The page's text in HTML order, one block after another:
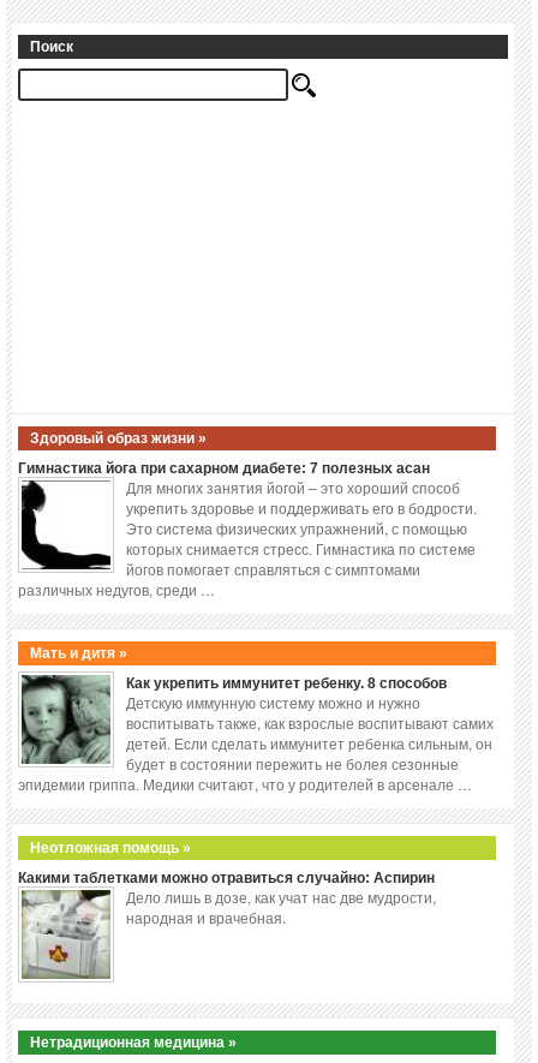
Поиск
Здоровый образ жизни »
Гимнастика йога при сахарном диабете: 7 полезных асан
Для многих занятия йогой – это хороший способ
укрепить здоровье и поддерживать его в бодрости.
Это система физических упражнений, с помощью
которых снимается стресс. Гимнастика по системе
йогов помогает справляться с симптомами
различных недугов, среди …
Мать и дитя »
Как укрепить иммунитет ребенку. 8 способов
Детскую иммунную систему можно и нужно
воспитывать также, как взрослые воспитывают самих
детей. Если сделать иммунитет ребенка сильным, он
будет в состоянии пережить не болея сезонные
эпидемии гриппа. Медики считают, что у родителей в арсенале …
Неотложная помощь »
Какими таблетками можно отравиться случайно: Аспирин
Дело лишь в дозе, как учат нас две мудрости,
народная и врачебная.
Нетрадиционная медицина »